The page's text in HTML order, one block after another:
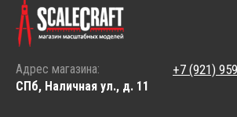
Адрес магазина:
СПб, Наличная ул., д. 11
+7 (921)